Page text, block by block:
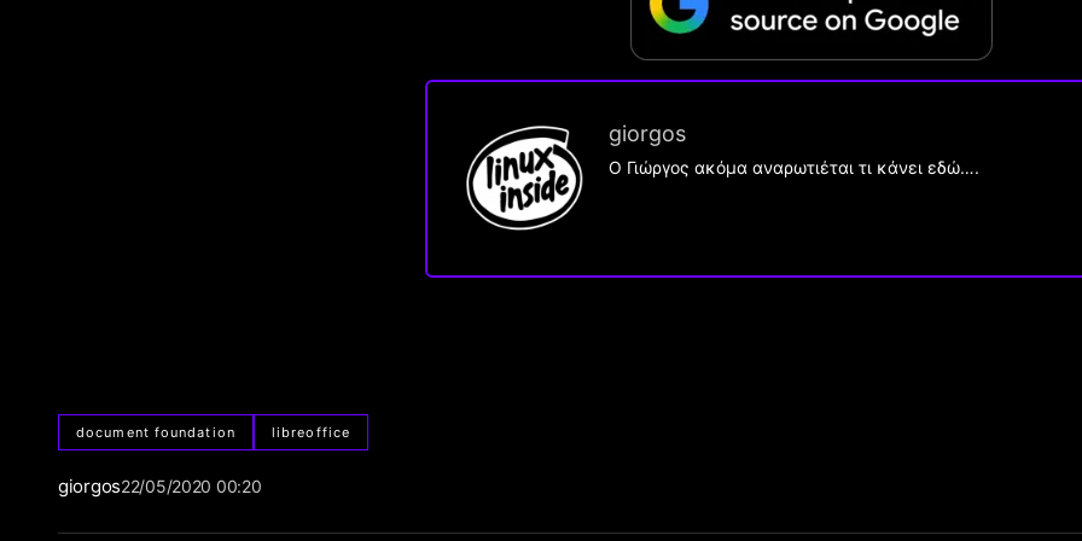
giorgos
Ο Γιώργος ακόμα αναρωτιέται τι κάνει εδώ….
document foundation libreoffice
giorgos22/05/2020 00:20